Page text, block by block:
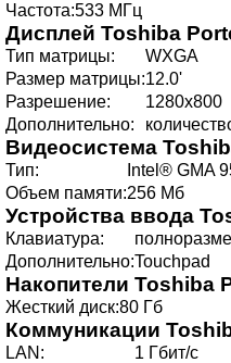
Частота:533 МГц
Дисплей Toshiba
Тип матрицы:
WXGA
Размер матрицы:12.0'
Разрешение:
1280х800
Дополнительно:
Видеосистема
Тип:
Intel® GMA
Объем памяти:256 Мб
Устройства ввода
Клавиатура:
Дополнительно:Touchpad
Накопители Toshiba
Жесткий диск:80 Гб
Коммуникации
LAN:
1 Гбит/с